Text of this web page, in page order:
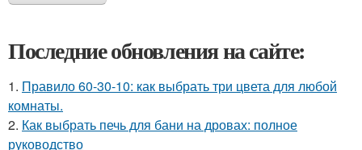
Последние обновления на сайте:
1. Правило 60-30-10: как выбрать три цвета для любой
комнаты.
2. Как выбрать печь для бани на дровах: полное
руководство